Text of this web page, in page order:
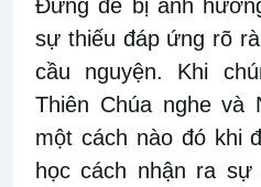
Đừng để bị ảnh
sự thiếu đáp ứng rõ
cầu nguyện. Khi
Thiên Chúa nghe và
một cách nào đó khi
học cách nhận ra sự